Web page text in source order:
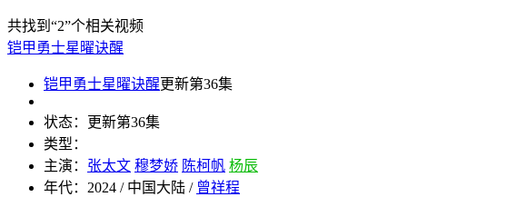
共找到 “2”个相关视频
铠甲勇士星曜诀醒
铠甲勇士星曜诀醒更新第36集
状态：
更新第36集
类型：
主演： 张太文 穆梦娇 陈柯帆 杨辰
年代： 2024 / 中国大陆 / 曾祥程